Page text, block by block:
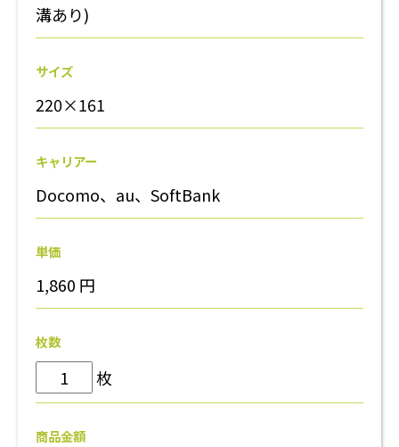
溝あり)
サイズ
220×161
キャリアー
Docomo、au、SoftBank
単価
1,860 円
枚数
枚
商品金額